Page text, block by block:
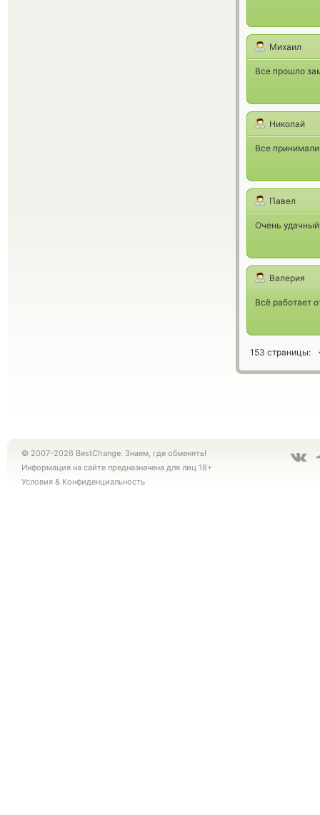
Михаил
Все прошло
Николай
Все
Павел
Очень
Валерия
Всё работает
153 страницы:
© 2007-2026 BestChange. Знаем, где обменять!
Информация на сайте предназначена для лиц 18+
Условия & Конфиденциальность